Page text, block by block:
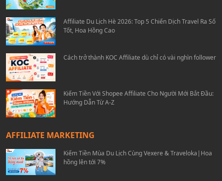
Affiliate Du Lịch Hè 2026: Top 5 Chiến Dịch Travel Ra Số
Tốt, Hoa Hồng Cao
Cách trở thành KOC Affiliate dù chỉ có vài nghìn follower
Kiếm Tiền Với Shopee Affiliate Cho Người Mới Bắt Đầu:
Hướng Dẫn Từ A-Z
AFFILIATE MARKETING
Kiếm Tiền Mùa Du Lịch Cùng Vexere & Traveloka|Hoa
hồng lên tới 7%